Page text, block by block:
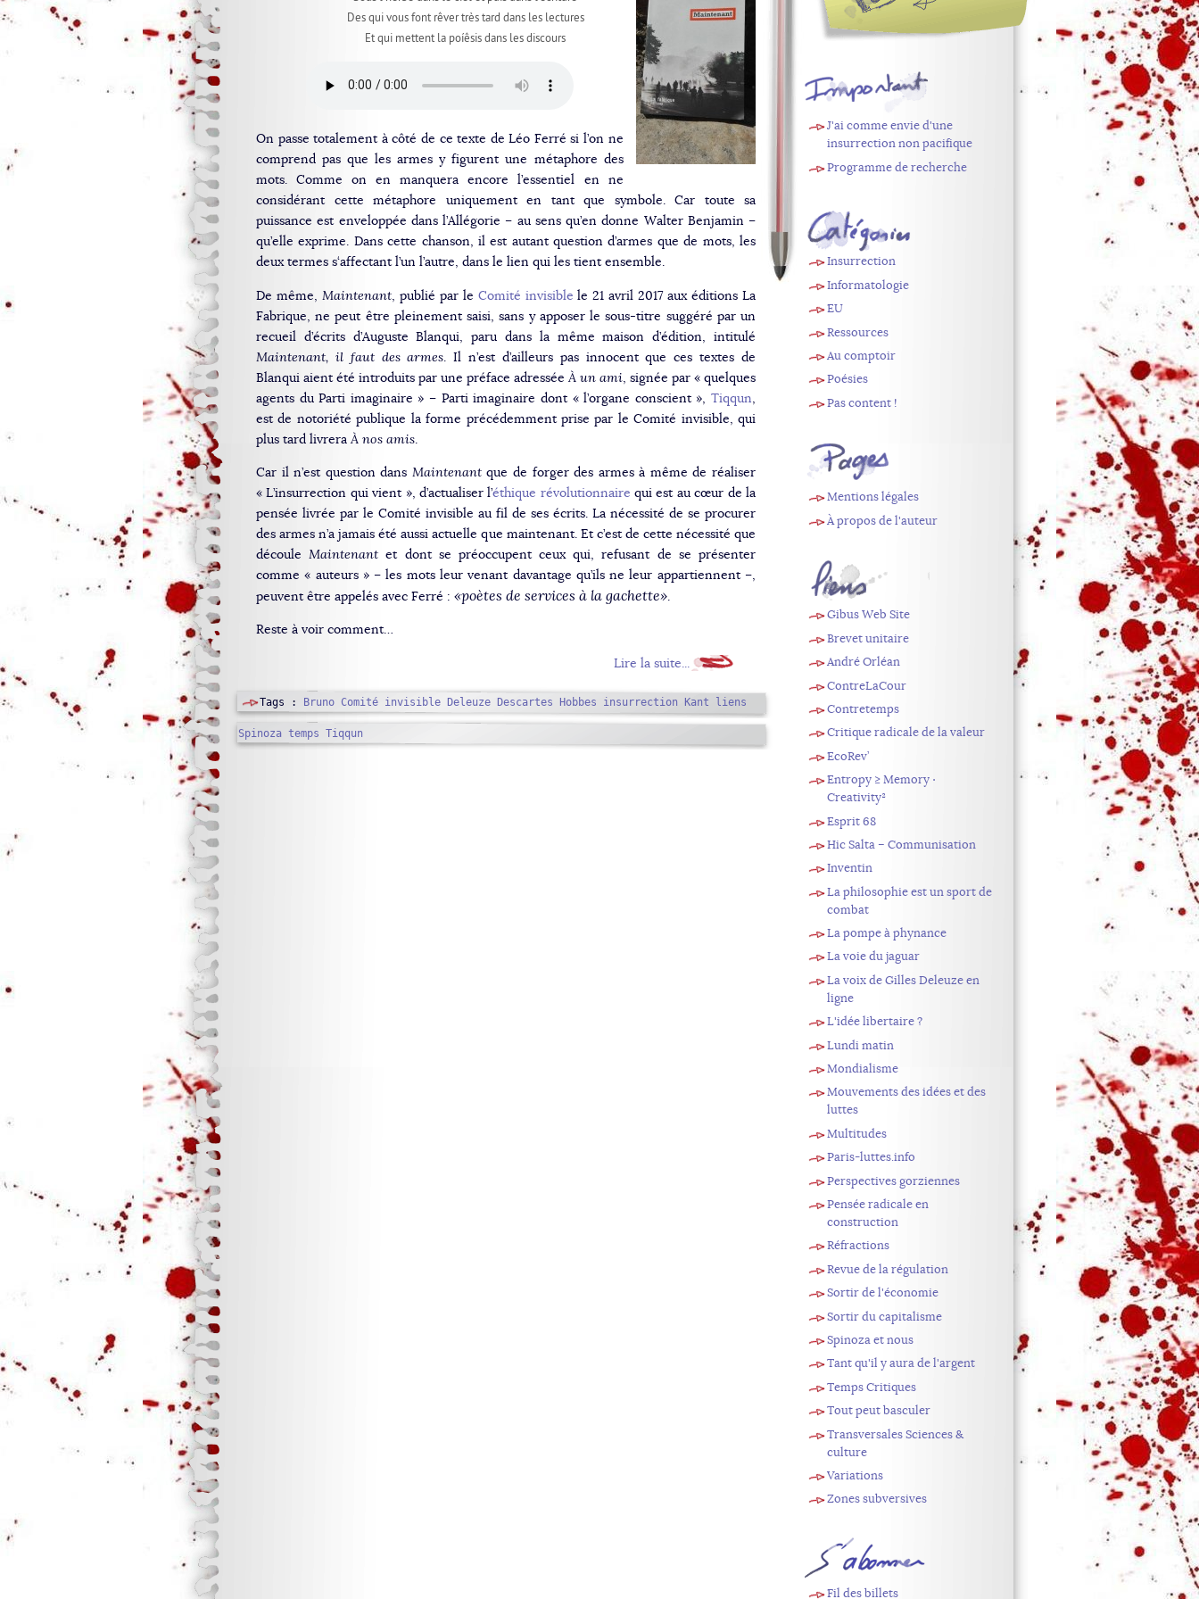
Des qui vous font rêver très tard dans les lectures
Et qui mettent la poíêsis dans les discours
On passe totalement à côté de ce texte de Léo Ferré si l’on ne
comprend pas que les armes y figurent une métaphore des
mots. Comme on en manquera encore l’essentiel en ne
considérant cette métaphore uniquement en tant que symbole. Car toute sa
puissance est enveloppée dans l’Allégorie – au sens qu’en donne Walter Benjamin –
qu’elle exprime. Dans cette chanson, il est autant question d’armes que de mots, les
deux termes s‘affectant l’un l’autre, dans le lien qui les tient ensemble.
De même, Maintenant, publié par le Comité invisible le 21 avril 2017 aux éditions La
Fabrique, ne peut être pleinement saisi, sans y apposer le sous-titre suggéré par un
recueil d’écrits d’Auguste Blanqui, paru dans la même maison d’édition, intitulé
Maintenant, il faut des armes. Il n’est d’ailleurs pas innocent que ces textes de
Blanqui aient été introduits par une préface adressée À un ami, signée par « quelques
agents du Parti imaginaire » – Parti imaginaire dont « l’organe conscient », Tiqqun,
est de notoriété publique la forme précédemment prise par le Comité invisible, qui
plus tard livrera À nos amis.
Car il n’est question dans Maintenantque de forger des armes à même de réaliser
« L’insurrection qui vient », d’actualiser l’éthique révolutionnaire qui est au cœur de la
pensée livrée par le Comité invisible au fil de ses écrits. La nécessité de se procurer
des armes n’a jamais été aussi actuelle que maintenant. Et c’est de cette nécessité que
découleMaintenant et dont se préoccupent ceux qui, refusant de se présenter
comme « auteurs » – les mots leur venant davantage qu’ils ne leur appartiennent –,
peuvent être appelés avec Ferré :
poètes de services à la gachette .
Reste à voir comment…
Lire la suite...
Tags : Bruno Comité invisible Deleuze Descartes Hobbes insurrection Kant liens
Spinoza temps Tiqqun
retenir
J'ai comme envie d'une
insurrection non pacifique
Programme de recherche
Insurrection
Informatologie
EU
Ressources
Au comptoir
Poésies
Pas content !
Mentions légales
À propos de l'auteur
Gibus Web Site
Brevet unitaire
André Orléan
ContreLaCour
Contretemps
Critique radicale de la valeur
EcoRev’
Entropy ≥ Memory ⋅
Creativity²
Esprit 68
Hic Salta – Communisation
Inventin
La philosophie est un sport de
combat
La pompe à phynance
La voie du jaguar
La voix de Gilles Deleuze en
ligne
L'idée libertaire ?
Lundi matin
Mondialisme
Mouvements des idées et des
luttes
Multitudes
Paris-luttes.info
Perspectives gorziennes
Pensée radicale en
construction
Réfractions
Revue de la régulation
Sortir de l'économie
Sortir du capitalisme
Spinoza et nous
Tant qu'il y aura de l'argent
Temps Critiques
Tout peut basculer
Transversales Sciences &
culture
Variations
Zones subversives
Fil des billets